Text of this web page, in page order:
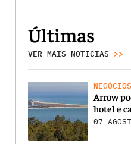
Últimas
VER MAIS NOTICIAS >>
NEGÓCIOS
Arrow
hotel e
07